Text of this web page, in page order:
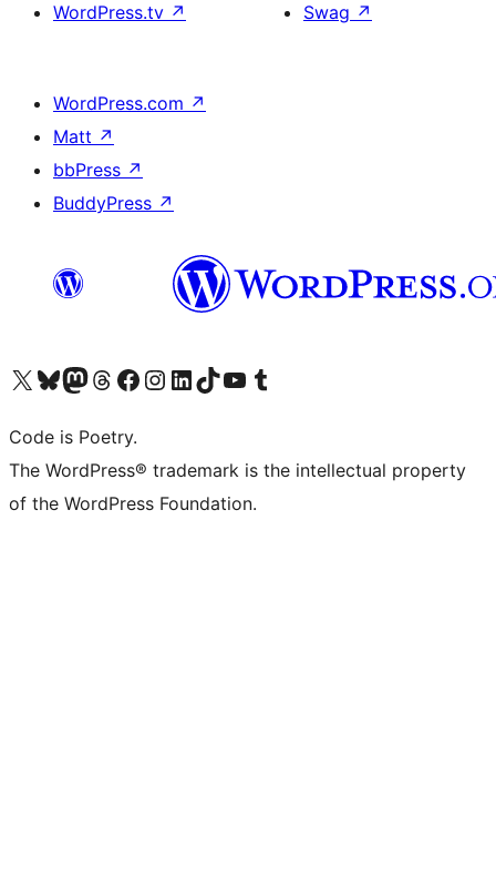
WordPress.tv ↗
Swag ↗
WordPress.com ↗
Matt ↗
bbPress ↗
BuddyPress ↗
ຢ້ຽມຊົມບັນຊີ X (ຊື່ເກົ່າ Twitter) ຂອງພວກເຮົາຢ້ຽມຊົມບັນຊີ Bluesky ຂອງພວກເຮົາຢ້ຽມຊົມບັນຊີ Mastodon ຂອງພວກເຮົາຢ້ຽມຊົມບັນຊີ Threads ຂອງພວກເຮົາຢ້ຽມຊົມໜ້າ Facebook ຂອງພວກເຮົາຢ້ຽມຊົມບັນຊີ Instagram ຂອງພວກເຮົາຢ້ຽມຊົມບັນຊີ LinkedIn ຂອງພວກເຮົາຢ້ຽມຊົມບັນຊີ TikTok ຂອງພວກເຮົາຢ້ຽມຊົມຊ່ອງ YouTube ຂອງພວກເຮົາຢ້ຽມຊົມບັນຊີ Tumblr ຂອງພວກເຮົາ
Code is Poetry.
The WordPress® trademark is the intellectual property
of the WordPress Foundation.